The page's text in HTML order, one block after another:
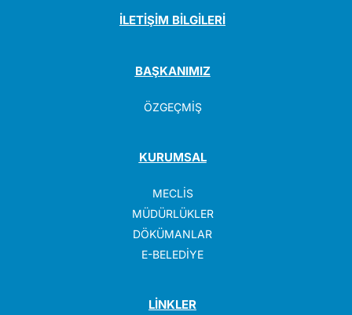
İLETİŞİM BİLGİLERİ
BAŞKANIMIZ
ÖZGEÇMİŞ
KURUMSAL
MECLİS
MÜDÜRLÜKLER
DÖKÜMANLAR
E-BELEDİYE
LİNKLER